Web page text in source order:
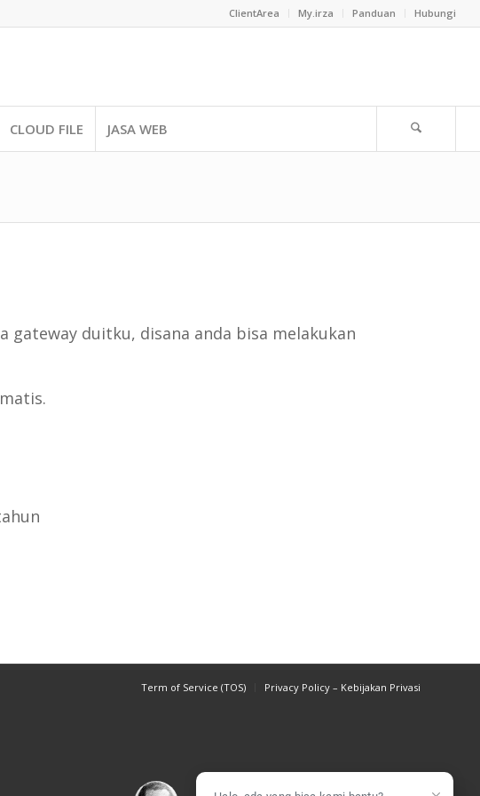
ClientArea My.irza Panduan Hubungi
CLOUD FILE JASA WEB
duitku, disana anda bisa melakukan
Term of Service (TOS) Privacy Policy – Kebijakan Privasi